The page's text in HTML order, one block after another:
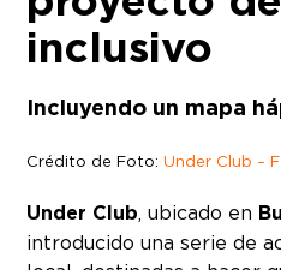
inclusivo
Incluyendo un mapa
Crédito de Foto:Under Club –
Under Club, ubicado en
introducido una serie de